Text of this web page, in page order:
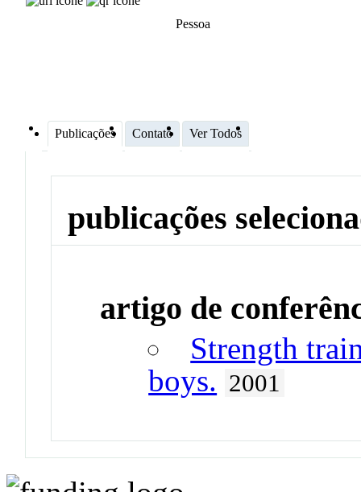
Pessoa
Publicações Contato Ver Todos
publicações
artigo de
Strength
boys. 2001